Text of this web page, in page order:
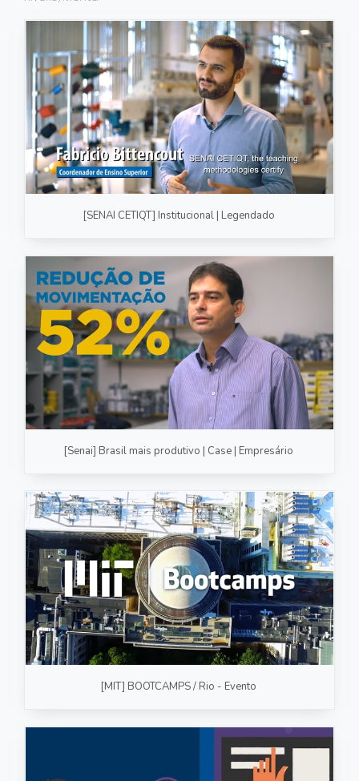
FOTOGRAFIA
PRODUTO/SERVIÇO
GASTRONOMIA
CORPORATIVO
ESTÚDIO
FOTO/VÍDEO
RECEITA / AULA
PRODUTO/SERVIÇO
INSTITUCIONAL
[SENAI CETIQT] Institucional | Legendado
[Senai] Brasil mais produtivo | Case | Empresário
[MIT] BOOTCAMPS / Rio - Evento